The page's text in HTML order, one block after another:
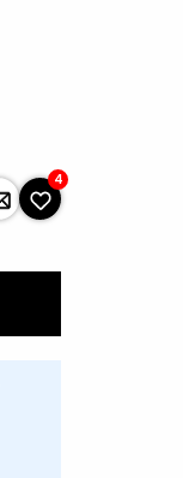
4